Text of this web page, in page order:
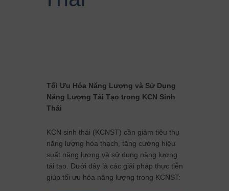
Tối Ưu Hóa Năng Lượng và Sử Dụng
Năng Lượng Tái Tạo trong KCN Sinh
Thái
KCN sinh thái (KCNST) cần giảm tiêu thụ
năng lượng hóa thạch, tăng cường hiệu
suất năng lượng và sử dụng năng lượng
tái tạo. Dưới đây là các giải pháp thực tiễn
giúp tối ưu hóa năng lượng trong KCNST: